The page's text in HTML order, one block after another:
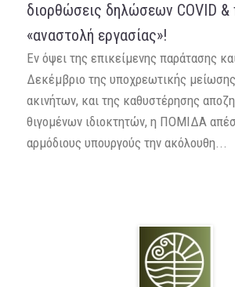
διορθώσεις δηλώσεων COVID &
«αναστολή εργασίας»!
Εν όψει της επικείμενης παράτασης
Δεκέμβριο της υποχρεωτικής
ακινήτων, και της καθυστέρησης
θιγομένων ιδιοκτητών, η ΠΟΜΙΔΑ
αρμόδιους υπουργούς την ακόλουθη...